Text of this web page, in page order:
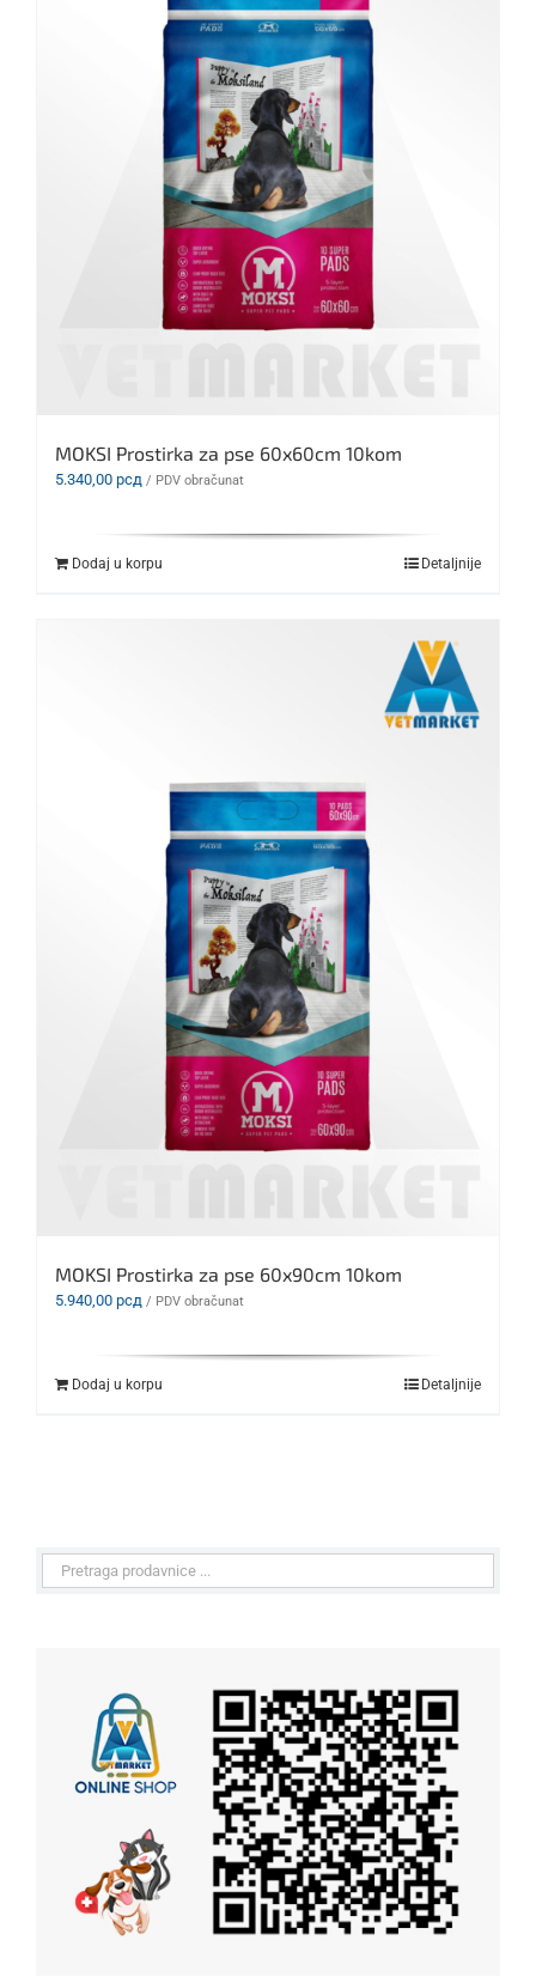
MOKSI Prostirka za pse 60x60cm 10kom
5.340,00 рсд / PDV obračunat
Dodaj u korpu Detaljnije
MOKSI Prostirka za pse 60x90cm 10kom
5.940,00 рсд / PDV obračunat
Dodaj u korpu Detaljnije